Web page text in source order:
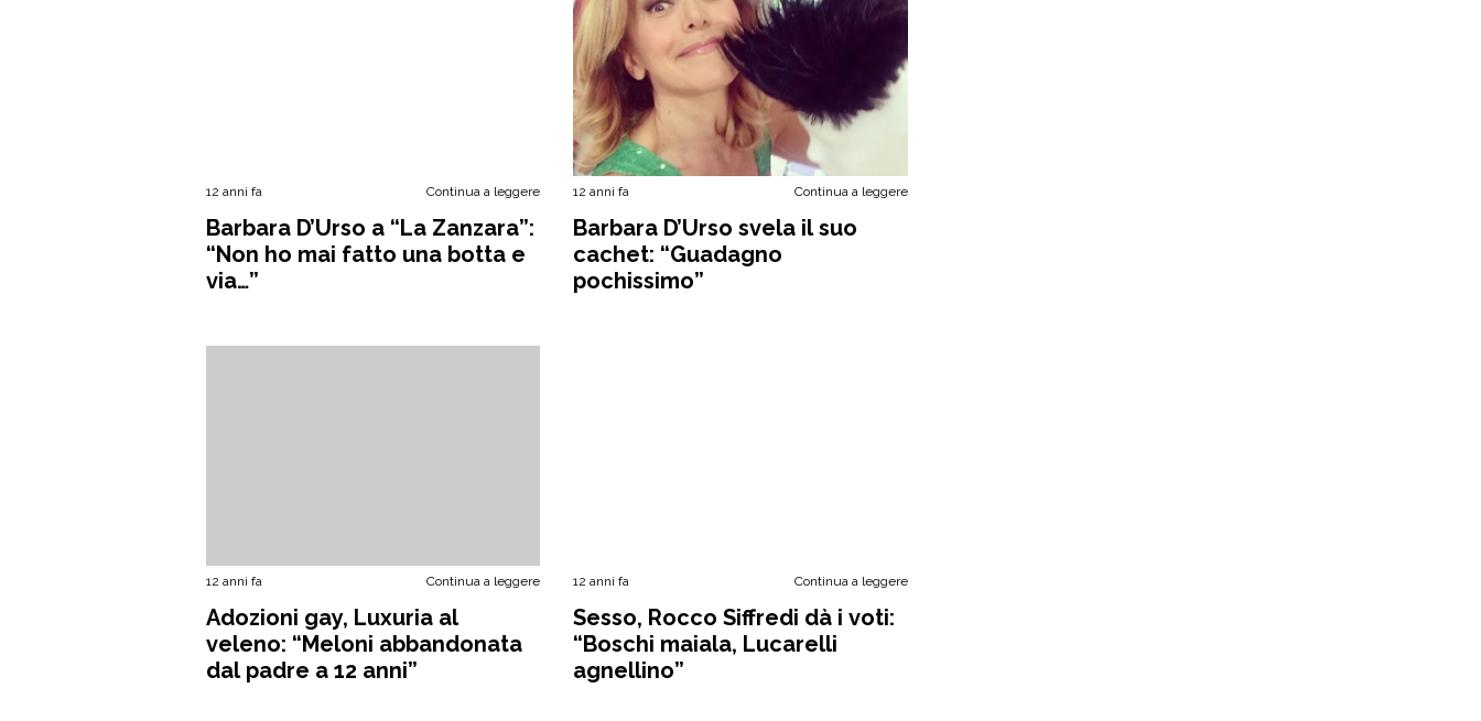
12 anni fa Continua a leggere
Barbara D’Urso a “La Zanzara”:
“Non ho mai fatto una botta e
via…”
12 anni fa Continua a leggere
Barbara D’Urso svela il suo
cachet: “Guadagno
pochissimo”
12 anni fa Continua a leggere
Adozioni gay, Luxuria al
veleno: “Meloni abbandonata
dal padre a 12 anni”
12 anni fa Continua a leggere
Sesso, Rocco Siffredi dà i voti:
“Boschi maiala, Lucarelli
agnellino”